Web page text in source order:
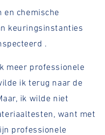
en chemische
keuringsinstanties
.
meer professionele
ik terug naar de
ik wilde niet
want met
professionele